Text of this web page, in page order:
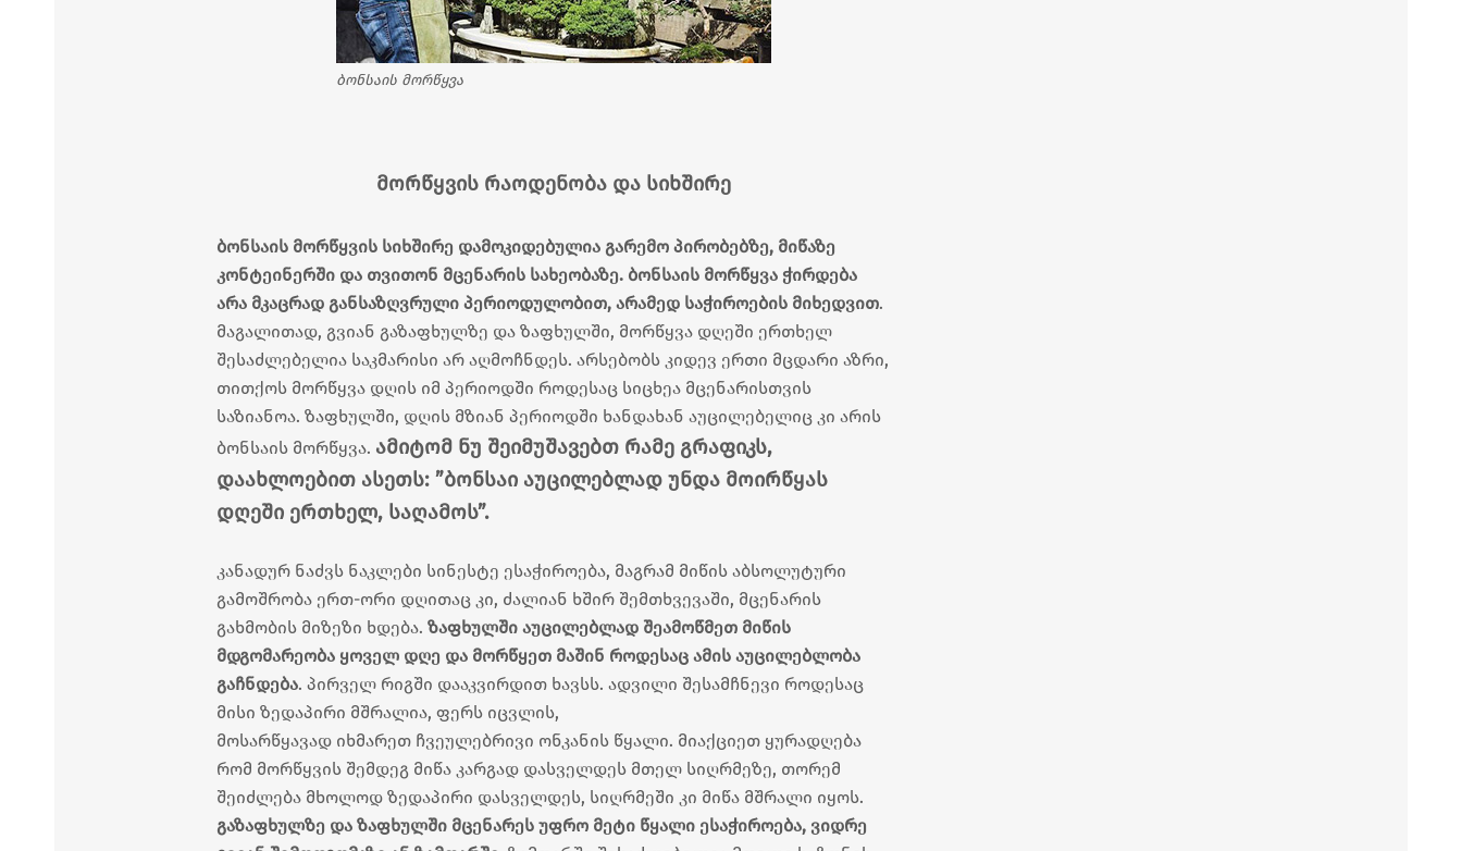
ბონსაის მორწყვა
მორწყვის რაოდენობა და სიხშირე
ბონსაის მორწყვის სიხშირე დამოკიდებულია გარემო პირობებზე, მიწაზე
კონტეინერში და თვითონ მცენარის სახეობაზე. ბონსაის მორწყვა ჭირდება
არა მკაცრად განსაზღვრული პერიოდულობით, არამედ საჭიროების მიხედვით.
მაგალითად, გვიან გაზაფხულზე და ზაფხულში, მორწყვა დღეში ერთხელ
შესაძლებელია საკმარისი არ აღმოჩნდეს. არსებობს კიდევ ერთი მცდარი აზრი,
თითქოს მორწყვა დღის იმ პერიოდში როდესაც სიცხეა მცენარისთვის
საზიანოა. ზაფხულში, დღის მზიან პერიოდში ხანდახან აუცილებელიც კი არის
ბონსაის მორწყვა. ამიტომ ნუ შეიმუშავებთ რამე გრაფიკს,
დაახლოებით ასეთს: ”ბონსაი აუცილებლად უნდა მოირწყას
დღეში ერთხელ, საღამოს”.
კანადურ ნაძვს ნაკლები სინესტე ესაჭიროება, მაგრამ მიწის აბსოლუტური
გამოშრობა ერთ-ორი დღითაც კი, ძალიან ხშირ შემთხვევაში, მცენარის
გახმობის მიზეზი ხდება.ზაფხულში აუცილებლად შეამოწმეთ მიწის
მდგომარეობა ყოველ დღე და მორწყეთ მაშინ როდესაც ამის აუცილებლობა
გაჩნდება. პირველ რიგში დააკვირდით ხავსს. ადვილი შესამჩნევი როდესაც
მისი ზედაპირი მშრალია, ფერს იცვლის,
მოსარწყავად იხმარეთ ჩვეულებრივი ონკანის წყალი. მიაქციეთ ყურადღება
რომ მორწყვის შემდეგ მიწა კარგად დასველდეს მთელ სიღრმეზე, თორემ
შეიძლება მხოლოდ ზედაპირი დასველდეს, სიღრმეში კი მიწა მშრალი იყოს.
გაზაფხულზე და ზაფხულში მცენარეს უფრო მეტი წყალი ესაჭიროება, ვიდრე